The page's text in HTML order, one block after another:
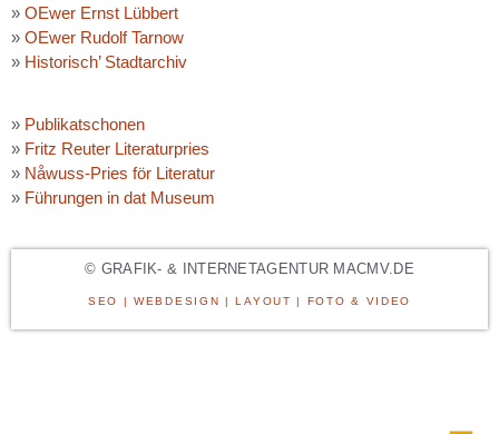
» OEwer Ernst Lübbert
» OEwer Rudolf Tarnow
» Historisch’ Stadtarchiv
» Publikatschonen
» Fritz Reuter Literaturpries
» Nåwuss-Pries för Literatur
» Führungen in dat Museum
© GRAFIK- & INTERNETAGENTUR MACMV.DE
SEO | WEBDESIGN | LAYOUT | FOTO & VIDEO